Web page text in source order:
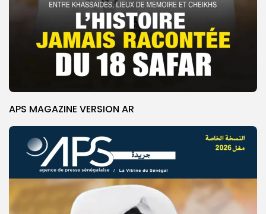
APS MAGAZINE VERSION AR